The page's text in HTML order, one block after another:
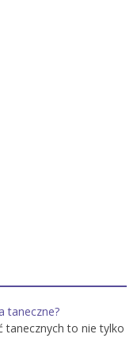
taneczne?
tanecznych to nie tylko